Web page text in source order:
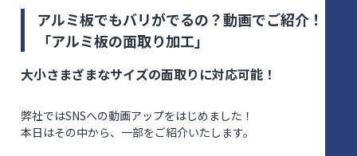
アルミ板でもバリがでるの？動画でご紹介！
「アルミ板の面取り加工」
大小さまざまなサイズの面取りに対応可能！
弊社ではSNSへの動画アップをはじめました！
本日はその中から、一部をご紹介いたします。